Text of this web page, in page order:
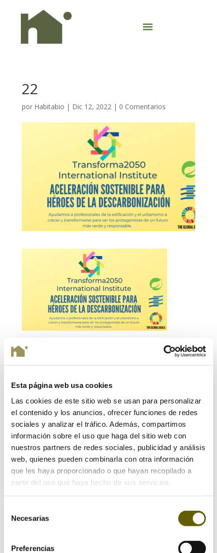
Esta página web usa cookies
Las cookies de este sitio web se usan para personalizar
el contenido y los anuncios, ofrecer funciones de redes
sociales y analizar el tráfico. Además, compartimos
información sobre el uso que haga del sitio web con
nuestros partners de redes sociales, publicidad y análisis
web, quienes pueden combinarla con otra información
que les haya proporcionado o que hayan recopilado a
partir del uso que haya hecho de sus servicios.
Necesarias
Preferencias
22
por Habitabio | Dic 12, 2022 | 0 Comentarios
Enviar comentario
Tu dirección de correo electrónico no será publicada.
Los campos obligatorios están marcados con